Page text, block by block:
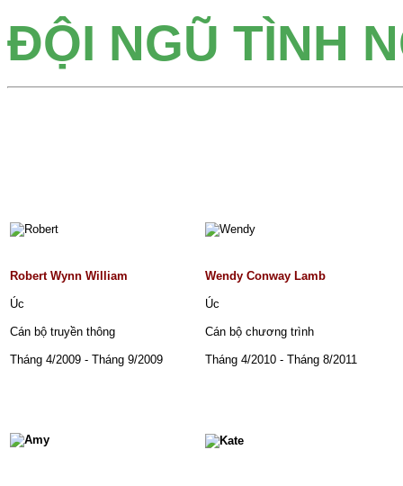
ĐỘI NGŨ TÌNH
Robert Wynn William
Úc
Cán bộ truyền thông
Tháng 4/2009 - Tháng 9/2009
Wendy Conway Lamb
Úc
Cán bộ chương trình
Tháng 4/2010 - Tháng 8/2011